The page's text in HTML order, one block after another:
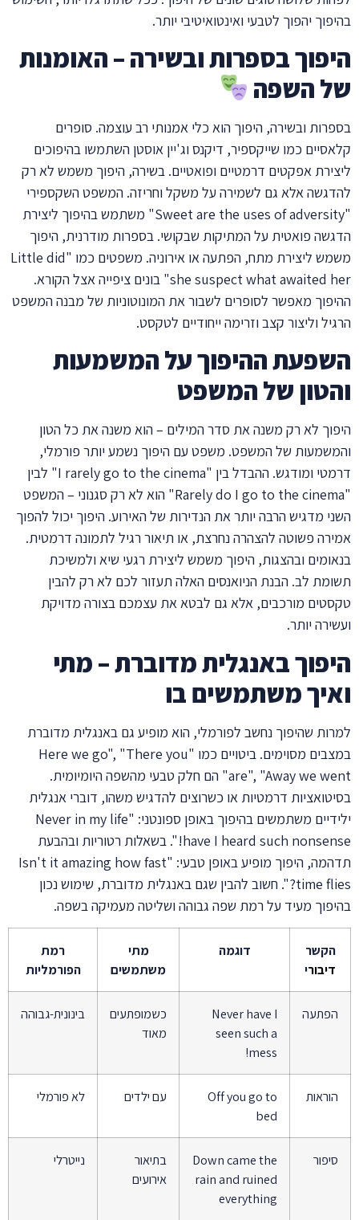
בהיפוך יהפוך לטבעי ואינטואיטיבי יותר.
היפוך בספרות ובשירה – האומנות
של השפה
בספרות ובשירה, היפוך הוא כלי אמנותי רב עוצמה. סופרים
קלאסיים כמו שייקספיר, דיקנס וג'יין אוסטן השתמשו בהיפוכים
ליצירת אפקטים דרמטיים ופואטיים. בשירה, היפוך משמש לא רק
להדגשה אלא גם לשמירה על משקל וחריזה. המשפט השקספירי
"Sweet are the uses of adversity" משתמש בהיפוך ליצירת
הדגשה פואטית על המתיקות שבקושי. בספרות מודרנית, היפוך
משמש ליצירת מתח, הפתעה או אירוניה. משפטים כמו "Little did
she suspect what awaited her" בונים ציפייה אצל הקורא.
ההיפוך מאפשר לסופרים לשבור את המונוטוניות של מבנה המשפט
הרגיל וליצור קצב וזרימה ייחודיים לטקסט.
השפעת ההיפוך על המשמעות
והטון של המשפט
היפוך לא רק משנה את סדר המילים – הוא משנה את כל הטון
והמשמעות של המשפט. משפט עם היפוך נשמע יותר פורמלי,
דרמטי ומודגש. ההבדל בין "I rarely go to the cinema" לבין
"Rarely do I go to the cinema" הוא לא רק סגנוני – המשפט
השני מדגיש הרבה יותר את הנדירות של האירוע. היפוך יכול להפוך
אמירה פשוטה להצהרה נחרצת, או תיאור רגיל לתמונה דרמטית.
בנאומים ובהצגות, היפוך משמש ליצירת רגעי שיא ולמשיכת
תשומת לב. הבנת הניואנסים האלה תעזור לכם לא רק להבין
טקסטים מורכבים, אלא גם לבטא את עצמכם בצורה מדויקת
ועשירה יותר.
היפוך באנגלית מדוברת – מתי
ואיך משתמשים בו
למרות שהיפוך נחשב לפורמלי, הוא מופיע גם באנגלית מדוברת
במצבים מסוימים. ביטויים כמו "Here we go", "There you
are", "Away we went" הם חלק טבעי מהשפה היומיומית.
בסיטואציות דרמטיות או כשרוצים להדגיש משהו, דוברי אנגלית
ילידיים משתמשים בהיפוך באופן ספונטני: "Never in my life
have I heard such nonsense!". בשאלות רטוריות ובהבעת
תדהמה, היפוך מופיע באופן טבעי: "Isn't it amazing how fast
time flies?". חשוב להבין שגם באנגלית מדוברת, שימוש נכון
בהיפוך מעיד על רמת שפה גבוהה ושליטה מעמיקה בשפה.
הקשר
דיבורי
דוגמה
מתי
משתמשים
רמת
הפורמליות
הפתעה
Never have I
seen such a
mess!
כשמופתעים
מאוד
בינונית-גבוהה
הוראות
Off you go to
bed
עם ילדים לא פורמלי
סיפור
Down came the
rain and ruined
everything
בתיאור
אירועים
נייטרלי